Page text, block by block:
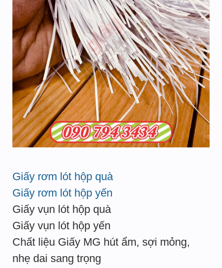
Giấy rơm lót hộp quà
Giấy rơm lót hộp yến
Giấy vụn lót hộp quà
Giấy vụn lót hộp yến
Chất liệu Giấy MG hút ẩm, sợi mỏng,
nhẹ dai sang trọng